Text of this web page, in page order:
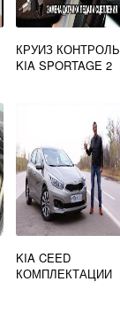
КРУИЗ КОНТРОЛЬ
KIA SPORTAGE 2
KIA CEED
КОМПЛЕКТАЦИИ